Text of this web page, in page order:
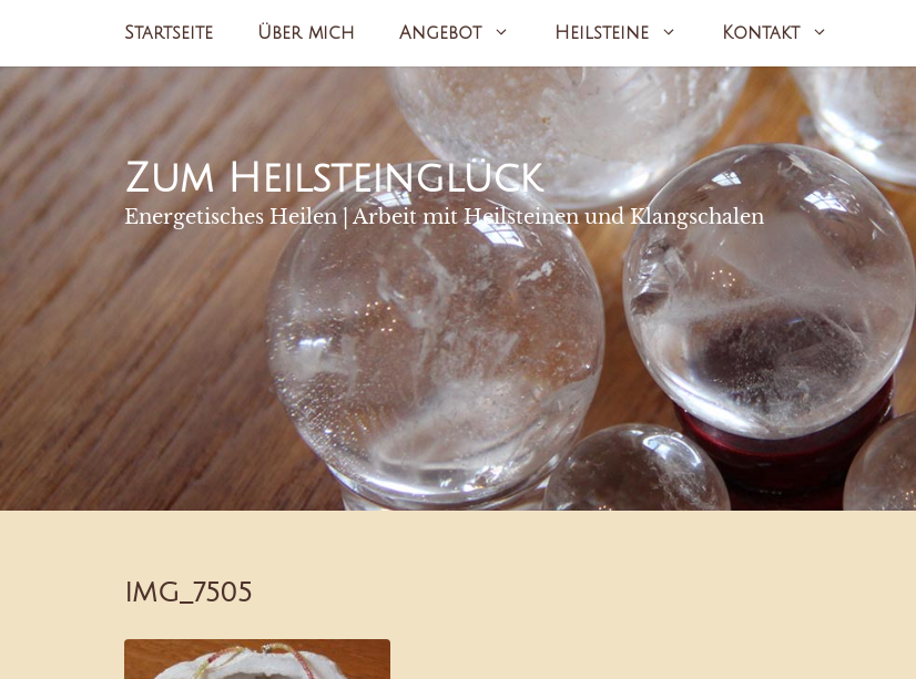
Startseite Über mich Angebot Heilsteine Kontakt
Zum Heilsteinglück
Energetisches Heilen | Arbeit mit Heilsteinen und Klangschalen
IMG_7505